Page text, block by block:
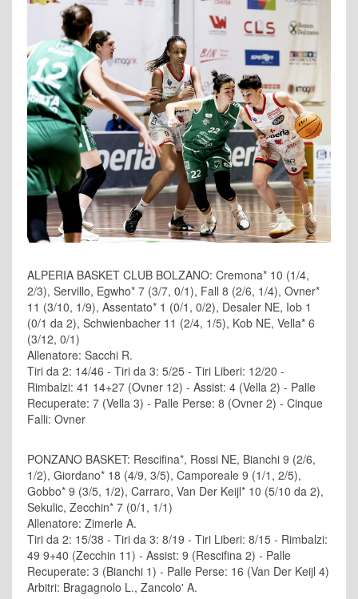
ALPERIA BASKET CLUB BOLZANO: Cremona* 10 (1/4,
2/3), Servillo, Egwho* 7 (3/7, 0/1), Fall 8 (2/6, 1/4), Ovner*
11 (3/10, 1/9), Assentato* 1 (0/1, 0/2), Desaler NE, Iob 1
(0/1 da 2), Schwienbacher 11 (2/4, 1/5), Kob NE, Vella* 6
(3/12, 0/1)
Allenatore: Sacchi R.
Tiri da 2: 14/46 - Tiri da 3: 5/25 - Tiri Liberi: 12/20 -
Rimbalzi: 41 14+27 (Ovner 12) - Assist: 4 (Vella 2) - Palle
Recuperate: 7 (Vella 3) - Palle Perse: 8 (Ovner 2) - Cinque
Falli: Ovner
PONZANO BASKET: Rescifina*, Rossi NE, Bianchi 9 (2/6,
1/2), Giordano* 18 (4/9, 3/5), Camporeale 9 (1/1, 2/5),
Gobbo* 9 (3/5, 1/2), Carraro, Van Der Keijl* 10 (5/10 da 2),
Sekulic, Zecchin* 7 (0/1, 1/1)
Allenatore: Zimerle A.
Tiri da 2: 15/38 - Tiri da 3: 8/19 - Tiri Liberi: 8/15 - Rimbalzi:
49 9+40 (Zecchin 11) - Assist: 9 (Rescifina 2) - Palle
Recuperate: 3 (Bianchi 1) - Palle Perse: 16 (Van Der Keijl 4)
Arbitri: Bragagnolo L., Zancolo' A.